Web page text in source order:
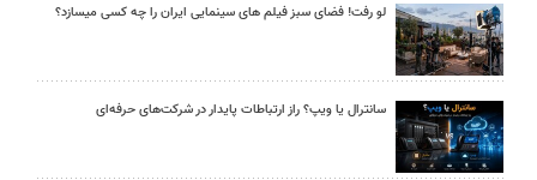
لو رفت! فضای سبز فیلم های سینمایی ایران را چه کسی میسازد؟
سانترال یا ویپ؟ راز ارتباطات پایدار در شرکت‌های حرفه‌ای